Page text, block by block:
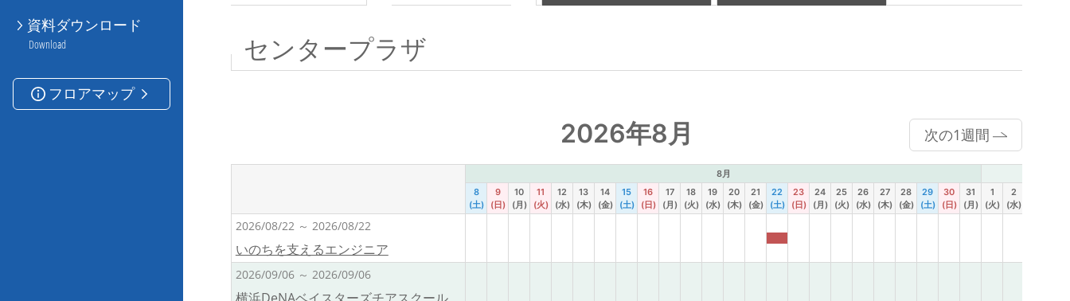
資料ダウンロード
Download
フロアマップ
センタープラザ
2026年8月 次の1週間
8月
8
(土)
9
(日)
10
(月)
11
(火)
12
(水)
13
(木)
14
(金)
15
(土)
16
(日)
17
(月)
18
(火)
19
(水)
20
(木)
21
(金)
22
(土)
23
(日)
24
(月)
25
(火)
26
(水)
27
(木)
28
(金)
29
(土)
30
(日)
31
(月)
1
(火)
2
(水)
2026/08/22 ～ 2026/08/22
いのちを支えるエンジニア
2026/09/06 ～ 2026/09/06